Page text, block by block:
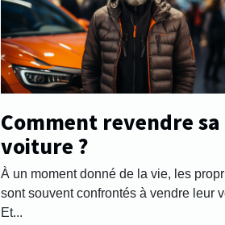
Comment revendre sa
voiture ?
À un moment donné de la vie, les
sont souvent confrontés à vendre leur
Et...